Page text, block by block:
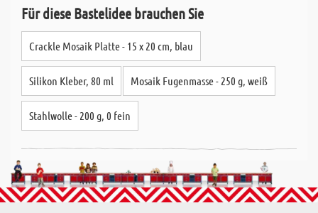
Für diese Bastelidee brauchen Sie
Crackle Mosaik Platte - 15 x 20 cm, blau
Silikon Kleber, 80 ml Mosaik Fugenmasse - 250 g, weiß
Stahlwolle - 200 g, 0 fein